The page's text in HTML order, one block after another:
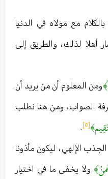
مع مولاه في الدنيا
أهلا لذلك ، والطريق إلى
ومن المعلوم أن من يريد أن
الصواب ، ومن هنا نطلب
[٥]
.
الإلهي ، ليكون مأذونا
ولا يخفى ما في اختيار